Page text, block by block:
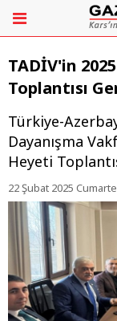
TADİV'in
Toplantısı
Türkiye-
Dayanışma
Heyeti
22 Şubat 2025